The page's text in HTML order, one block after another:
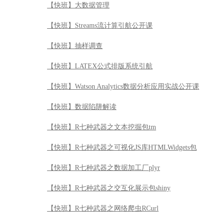
【快班】大数据管理
【快班】Streams流计算引航公开课
【快班】抽样调查
【快班】LATEX公式排版系统引航
【快班】Watson Analytics数据分析应用实战公开课
【快班】数据陷阱解读
【快班】R七种武器之文本挖掘包tm
【快班】R七种武器之可视化JS库HTMLWidgets包
【快班】R七种武器之数据加工厂plyr
【快班】R七种武器之交互化展示包shiny
【快班】R七种武器之网络爬虫RCurl